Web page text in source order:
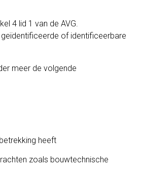
4 lid 1 van de AVG.
of identificeerbare
meer de volgende
heeft
zoals bouwtechnische